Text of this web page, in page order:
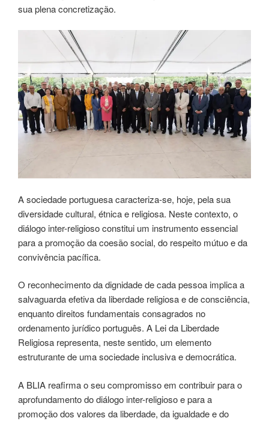
sua plena concretização.
A sociedade portuguesa caracteriza-se, hoje, pela sua
diversidade cultural, étnica e religiosa. Neste contexto, o
diálogo inter-religioso constitui um instrumento essencial
para a promoção da coesão social, do respeito mútuo e da
convivência pacífica.
O reconhecimento da dignidade de cada pessoa implica a
salvaguarda efetiva da liberdade religiosa e de consciência,
enquanto direitos fundamentais consagrados no
ordenamento jurídico português. A Lei da Liberdade
Religiosa representa, neste sentido, um elemento
estruturante de uma sociedade inclusiva e democrática.
A BLIA reafirma o seu compromisso em contribuir para o
aprofundamento do diálogo inter-religioso e para a
promoção dos valores da liberdade, da igualdade e do